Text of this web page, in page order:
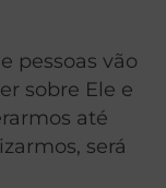
pessoas vão
sobre Ele e
até
será